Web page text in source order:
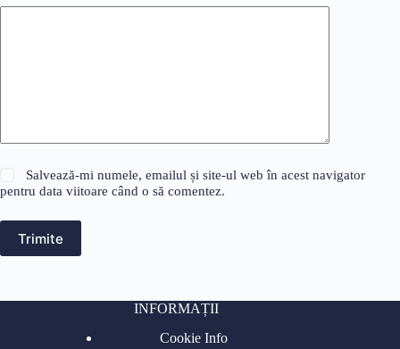
Salvează-mi numele, emailul și site-ul web în acest navigator
pentru data viitoare când o să comentez.
Trimite
INFORMAȚII
Cookie Info